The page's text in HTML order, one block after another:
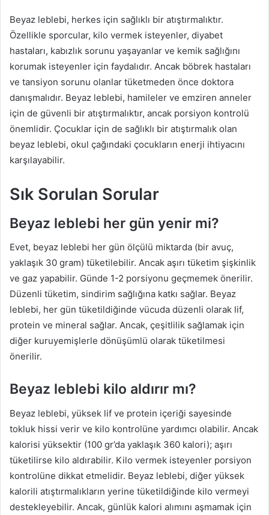
Beyaz leblebi, herkes için sağlıklı bir atıştırmalıktır.
Özellikle sporcular, kilo vermek isteyenler, diyabet
hastaları, kabızlık sorunu yaşayanlar ve kemik sağlığını
korumak isteyenler için faydalıdır. Ancak böbrek hastaları
ve tansiyon sorunu olanlar tüketmeden önce doktora
danışmalıdır. Beyaz leblebi, hamileler ve emziren anneler
için de güvenli bir atıştırmalıktır, ancak porsiyon kontrolü
önemlidir. Çocuklar için de sağlıklı bir atıştırmalık olan
beyaz leblebi, okul çağındaki çocukların enerji ihtiyacını
karşılayabilir.
Sık Sorulan Sorular
Beyaz leblebi her gün yenir mi?
Evet, beyaz leblebi her gün ölçülü miktarda (bir avuç,
yaklaşık 30 gram) tüketilebilir. Ancak aşırı tüketim şişkinlik
ve gaz yapabilir. Günde 1-2 porsiyonu geçmemek önerilir.
Düzenli tüketim, sindirim sağlığına katkı sağlar. Beyaz
leblebi, her gün tüketildiğinde vücuda düzenli olarak lif,
protein ve mineral sağlar. Ancak, çeşitlilik sağlamak için
diğer kuruyemişlerle dönüşümlü olarak tüketilmesi
önerilir.
Beyaz leblebi kilo aldırır mı?
Beyaz leblebi, yüksek lif ve protein içeriği sayesinde
tokluk hissi verir ve kilo kontrolüne yardımcı olabilir. Ancak
kalorisi yüksektir (100 gr’da yaklaşık 360 kalori); aşırı
tüketilirse kilo aldırabilir. Kilo vermek isteyenler porsiyon
kontrolüne dikkat etmelidir. Beyaz leblebi, diğer yüksek
kalorili atıştırmalıkların yerine tüketildiğinde kilo vermeyi
destekleyebilir. Ancak, günlük kalori alımını aşmamak için